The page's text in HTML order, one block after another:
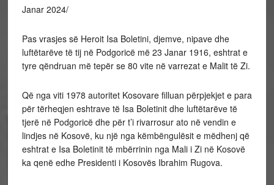
Janar 2024/
Pas vrasjes së Heroit Isa Boletini, djemve, nipave dhe
luftëtarëve të tij në Podgoricë më 23 Janar 1916, eshtrat e
tyre qëndruan më tepër se 80 vite në varrezat e Malit të Zi.
Që nga viti 1978 autoritet Kosovare filluan përpjekjet e para
për tërheqjen eshtrave të Isa Boletinit dhe luftëtarëve të
tjerë në Podgoricë dhe për t’i rivarrosur ato në vendin e
lindjes në Kosovë, ku një nga këmbëngulësit e mëdhenj që
eshtrat e Isa Boletinit të mbërrinin nga Mali i Zi në Kosovë
ka qenë edhe Presidenti i Kosovës Ibrahim Rugova.